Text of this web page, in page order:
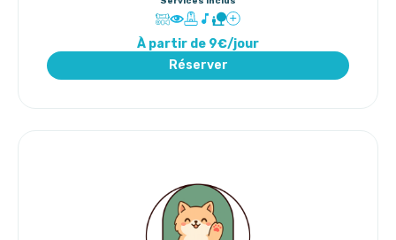
À partir de 9€/jour
Réserver